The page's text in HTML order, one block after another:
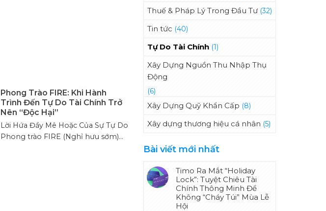
Phong Trào FIRE: Khi Hành
Trình Đến Tự Do Tài Chính Trở
Nên “Độc Hại”
Lời Hứa Đầy Mê Hoặc Của Sự Tự Do
Phong trào FIRE (Nghỉ hưu sớm)...
Thuế & Pháp Lý Trong Đầu Tư (32)
Tin tức (40)
Tự Do Tài Chính (1)
Xây Dựng Nguồn Thu Nhập Thụ
Động
(6)
Xây Dựng Quỹ Khẩn Cấp (8)
Xây dựng thương hiệu cá nhân (5)
Bài viết mới nhất
Timo Ra Mắt “Holiday
Lock”: Tuyệt Chiêu Tài
Chính Thông Minh Để
Không “Cháy Túi” Mùa Lễ
Hội